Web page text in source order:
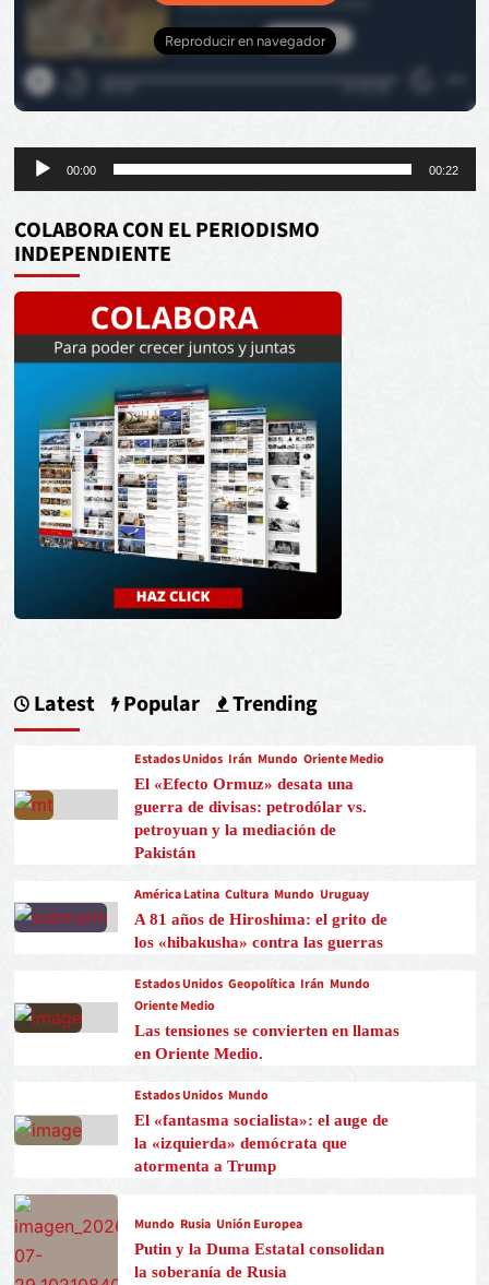
Reproductor
de
audio
00:00 00:22
COLABORA CON EL PERIODISMO
INDEPENDIENTE
Latest Popular Trending
Estados Unidos Irán Mundo Oriente Medio
El «Efecto Ormuz» desata una
guerra de divisas: petrodólar vs.
petroyuan y la mediación de
Pakistán
América Latina Cultura Mundo Uruguay
A 81 años de Hiroshima: el grito de
los «hibakusha» contra las guerras
Estados Unidos Geopolítica Irán Mundo
Oriente Medio
Las tensiones se convierten en llamas
en Oriente Medio.
Estados Unidos Mundo
El «fantasma socialista»: el auge de
la «izquierda» demócrata que
atormenta a Trump
Mundo Rusia Unión Europea
Putin y la Duma Estatal consolidan
la soberanía de Rusia